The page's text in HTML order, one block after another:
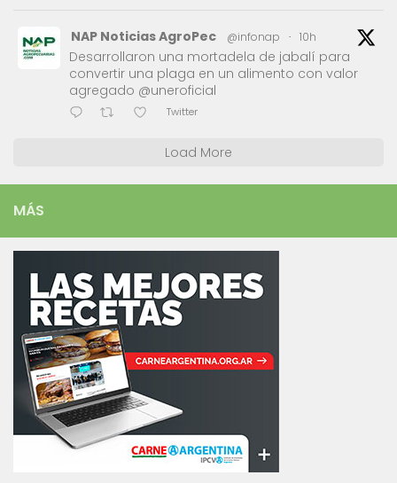
NAP Noticias AgroPec @infonap · 10h
Desarrollaron una mortadela de jabalí para
convertir una plaga en un alimento con valor
agregado @uneroficial
Twitter
Load More
MÁS